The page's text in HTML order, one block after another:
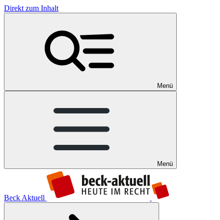
Direkt zum Inhalt
Menü
Menü
Beck Aktuell